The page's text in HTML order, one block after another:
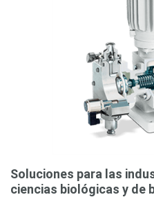
Soluciones para las
ciencias biológicas y de